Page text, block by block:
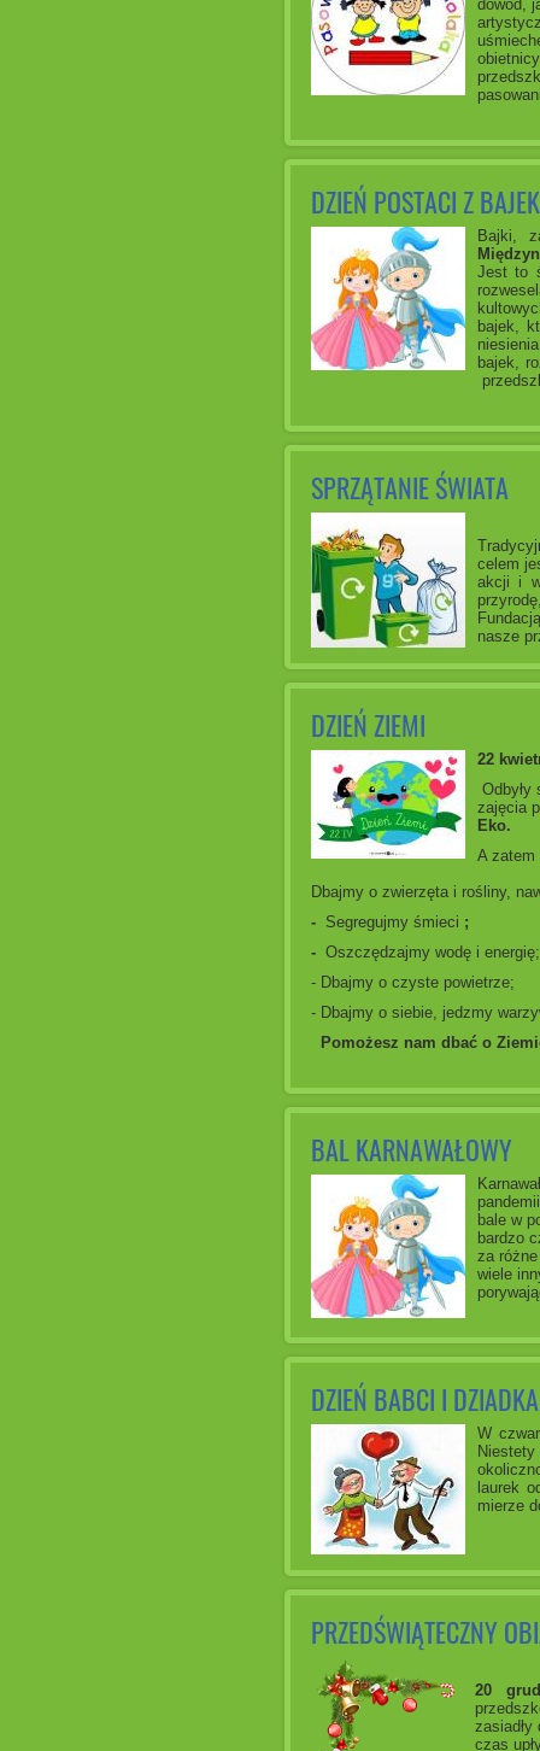
dowód,
DZIEŃ POSTACI Z BAJEK
Bajki,
Jest to
bajek,
bajek,
SPRZĄTANIE ŚWIATA
celem
akcji i
nasze
DZIEŃ ZIEMI
22
zajęcia
Eko.
A zatem
Dbajmy o zwierzęta i rośliny,
- Segregujmy śmieci ;
- Oszczędzajmy wodę i energię;
- Dbajmy o czyste powietrze;
- Dbajmy o siebie, jedzmy
Pomożesz nam dbać o
BAL KARNAWAŁOWY
bale w
bardzo
za
wiele
DZIEŃ BABCI I DZIADKA
W
laurek
mierze
PRZEDŚWIĄTECZNY
20
czas